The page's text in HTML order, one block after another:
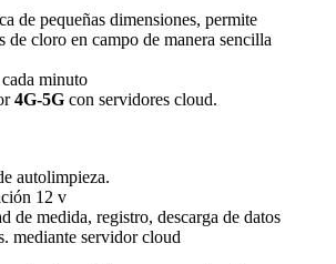
de pequeñas dimensiones, permite
de cloro en campo de manera sencilla
minuto
4G-5G con servidores cloud.
autolimpieza.
12 v
de medida, registro, descarga de datos
mediante servidor cloud